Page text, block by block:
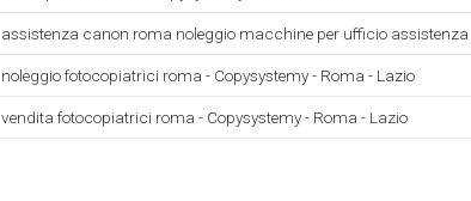
assistenza canon roma noleggio macchine per ufficio assistenza ..
noleggio fotocopiatrici roma - Copysystemy - Roma - Lazio
vendita fotocopiatrici roma - Copysystemy - Roma - Lazio